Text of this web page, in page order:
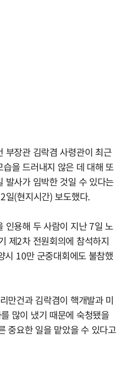
부장관 김락겸 사령관이 최근
을 드러내지 않은 데 대해 또
발사가 임박한 것일 수 있다는
일(현지시간) 보도했다.
인용해 두 사람이 지난 7일 노
제2차 전원회의에 참석하지
10만 군중대회에도 불참했
만건과 김락겸이 핵개발과 미
많이 냈기 때문에 숙청됐을
중요한 일을 맡았을 수 있다고